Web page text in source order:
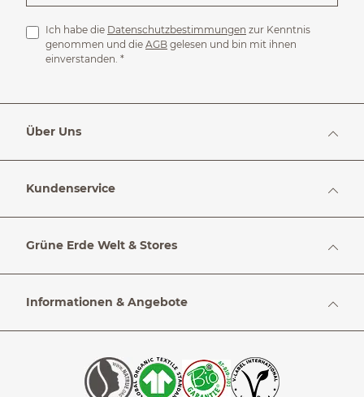
Ich habe die Datenschutzbestimmungen zur Kenntnis
genommen und die AGB gelesen und bin mit ihnen
einverstanden. *
Über Uns
Kundenservice
Grüne Erde Welt & Stores
Informationen & Angebote